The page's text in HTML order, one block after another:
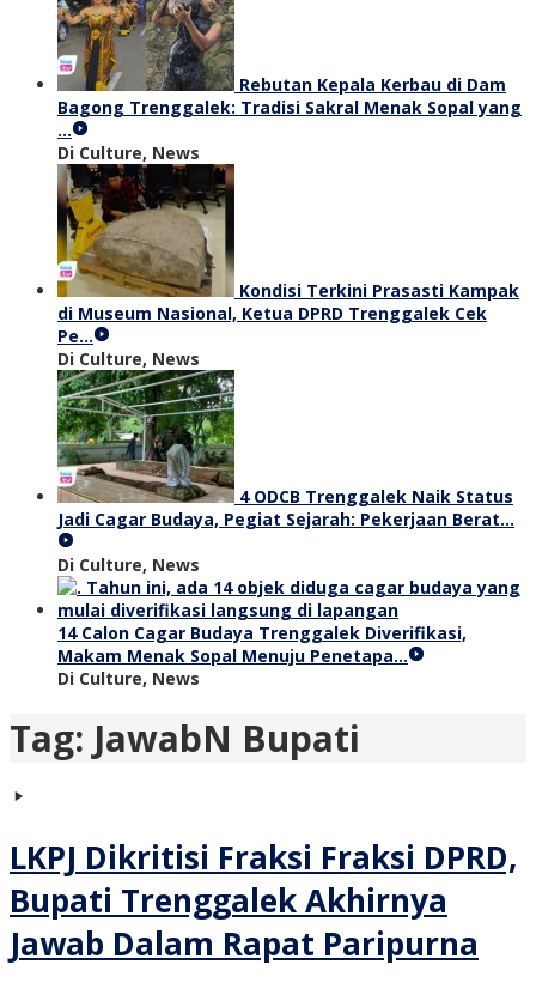
Rebutan Kepala Kerbau di Dam
Bagong Trenggalek: Tradisi Sakral Menak Sopal yang
…
Di Culture, News
Kondisi Terkini Prasasti Kampak
di Museum Nasional, Ketua DPRD Trenggalek Cek
Pe…
Di Culture, News
4 ODCB Trenggalek Naik Status
Jadi Cagar Budaya, Pegiat Sejarah: Pekerjaan Berat…
Di Culture, News
14 Calon Cagar Budaya Trenggalek Diverifikasi,
Makam Menak Sopal Menuju Penetapa…
Di Culture, News
Tag: JawabN Bupati
LKPJ Dikritisi Fraksi Fraksi DPRD,
Bupati Trenggalek Akhirnya
Jawab Dalam Rapat Paripurna